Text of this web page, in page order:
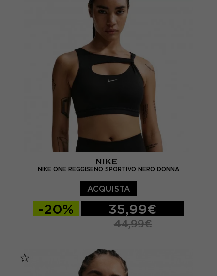
NIKE
NIKE ONE REGGISENO SPORTIVO NERO DONNA
ACQUISTA
-20% 35,99€
44,99€